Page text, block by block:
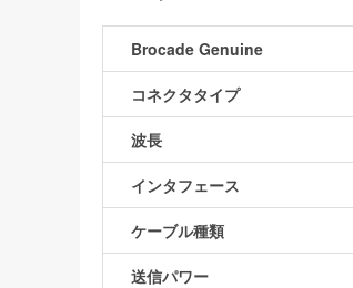
Brocade Genuine
コネクタタイプ
波長
インタフェース
ケーブル種類
送信パワー